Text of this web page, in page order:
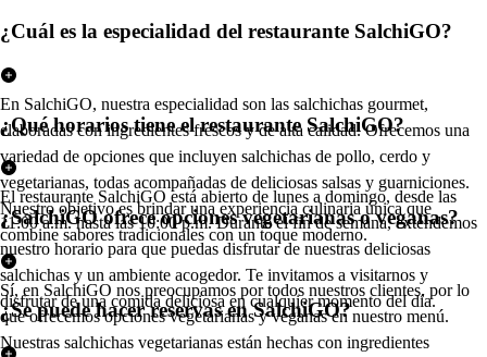
¿Cuál es la especialidad del restaurante SalchiGO?
En SalchiGO, nuestra especialidad son las salchichas gourmet,
elaboradas con ingredientes frescos y de alta calidad. Ofrecemos una
variedad de opciones que incluyen salchichas de pollo, cerdo y
vegetarianas, todas acompañadas de deliciosas salsas y guarniciones.
Nuestro objetivo es brindar una experiencia culinaria única que
combine sabores tradicionales con un toque moderno.
¿Qué horarios tiene el restaurante SalchiGO?
El restaurante SalchiGO está abierto de lunes a domingo, desde las
11:00 a.m. hasta las 10:00 p.m. Durante el fin de semana, extendemos
nuestro horario para que puedas disfrutar de nuestras deliciosas
salchichas y un ambiente acogedor. Te invitamos a visitarnos y
disfrutar de una comida deliciosa en cualquier momento del día.
¿SalchiGO ofrece opciones vegetarianas o veganas?
Sí, en SalchiGO nos preocupamos por todos nuestros clientes, por lo
que ofrecemos opciones vegetarianas y veganas en nuestro menú.
Nuestras salchichas vegetarianas están hechas con ingredientes
¿Se puede hacer reservas en SalchiGO?